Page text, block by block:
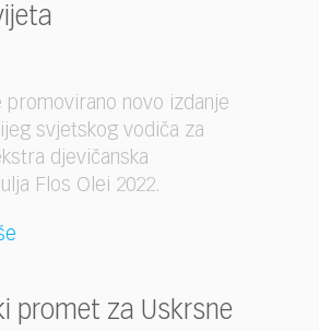
promovirano novo izdanje
svjetskog vodiča za
djevičanska
Flos Olei 2022.
promet za Uskrsne